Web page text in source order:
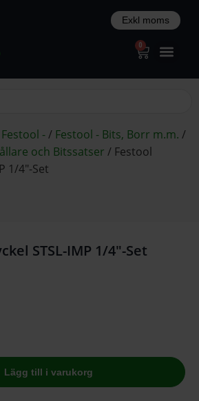
0
Festool -/ Festool - Bits, Borr m.m. /
och Bitssatser / Festool
1/4″-Set
STSL-IMP 1/4″-Set
Lägg till i varukorg